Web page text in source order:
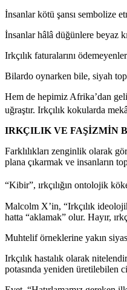
İnsanlar kötü şansı sembolize
İnsanlar hâlâ düğünlere beyaz
Irkçılık faturalarını
Bilardo oynarken bile, siyah
Hem de hepimiz Afrika’dan
uğraştır. Irkçılık kokularda
IRKÇILIK VE FAŞİZMİN
Farklılıkları zenginlik olarak
plana çıkarmak ve insanların
“Kibir”, ırkçılığın ontolojik
Malcolm X’in, “Irkçılık
hatta “aklamak” olur. Hayır,
Muhtelif örneklerine yakın
Irkçılık hastalık olarak
potasında yeniden üretilebilen